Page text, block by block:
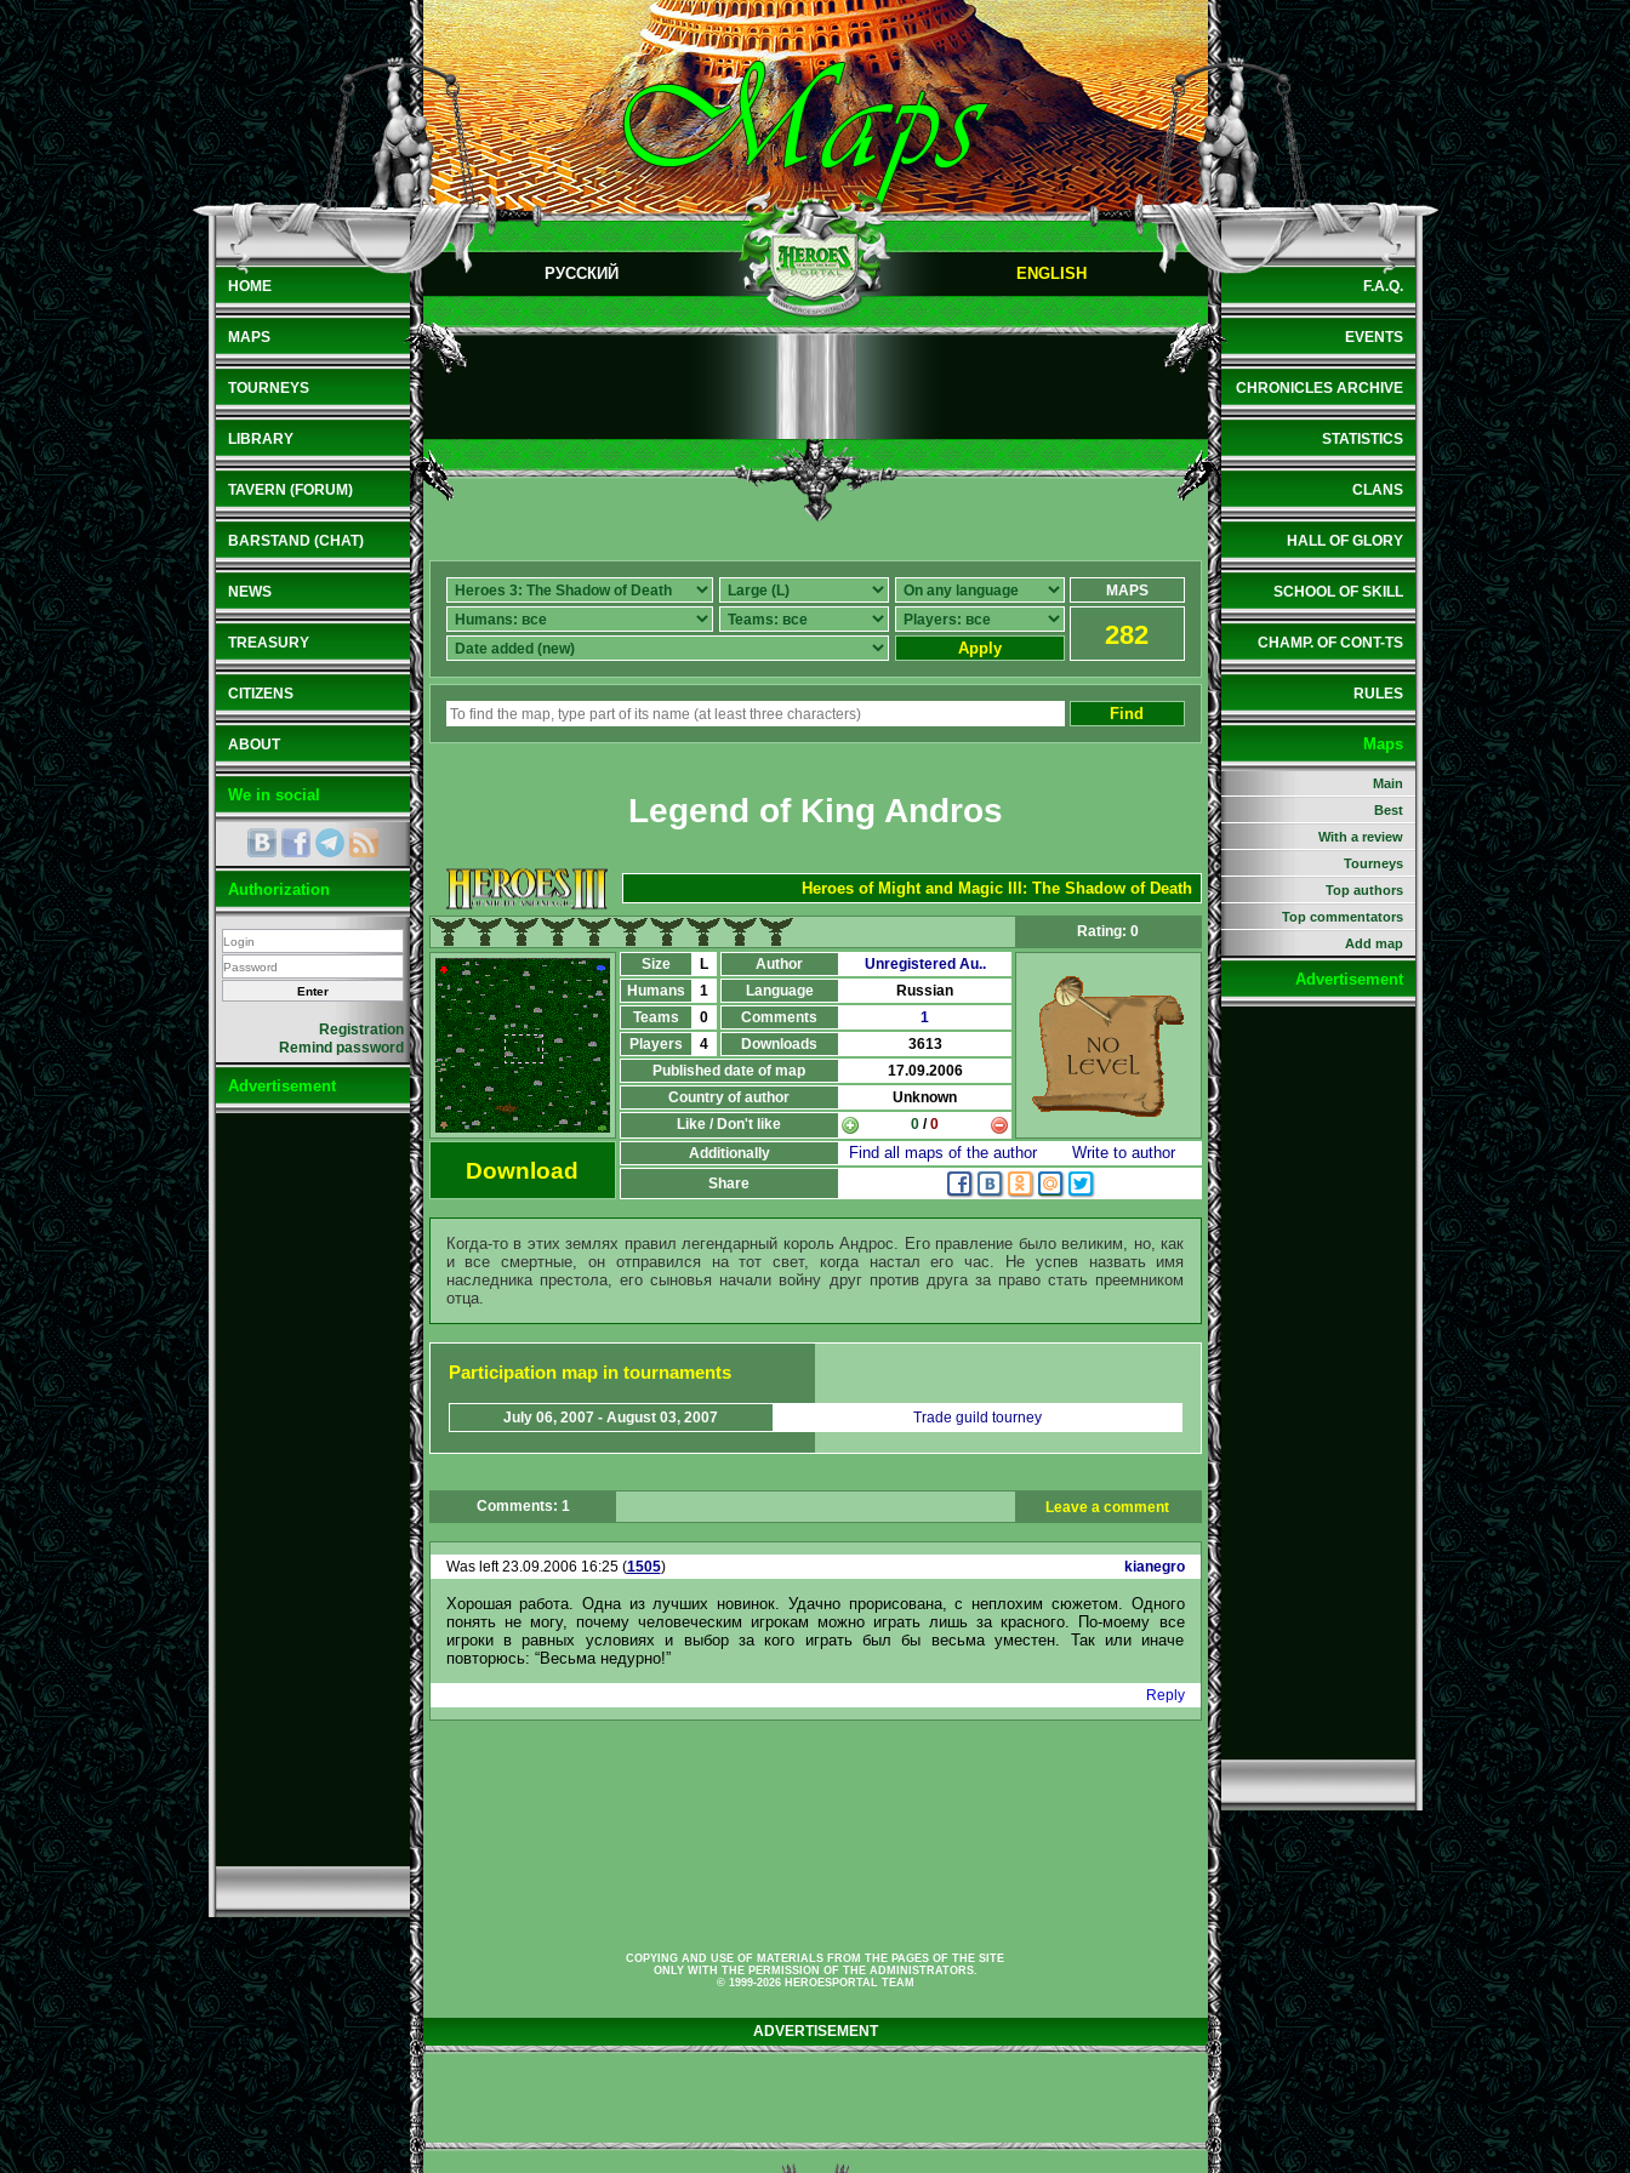
HOME
MAPS
TOURNEYS
LIBRARY
TAVERN (FORUM)
BARSTAND (CHAT)
NEWS
TREASURY
CITIZENS
ABOUT
We in social
Authorization
Registration
Remind password
Advertisement
РУССКИЙ ENGLISH
Apply
MAPS
282
Find
Legend of King Andros
Heroes of Might and Magic III: The Shadow of Death
Rating: 0
Size
L Author
Unregistered Au..
Humans
1 Language
Russian
Teams
0 Comments
1
Players
4 Downloads
3613
Published date of map
17.09.2006
Country of author
Unknown
Like / Don't like
0 /0
Download
Additionally Find all maps of the author Write to author
Share
Когда-то в этих землях правил легендарный король Андрос. Его правление было великим, но, как
и все смертные, он отправился на тот свет, когда настал его час. Не успев назвать имя
наследника престола, его сыновья начали войну друг против друга за право стать преемником
отца.
Participation map in tournaments
July 06, 2007 - August 03, 2007 Trade guild tourney
Comments: 1 Leave a comment
Was left 23.09.2006 16:25 (1505) kianegro
Хорошая работа. Одна из лучших новинок. Удачно прорисована, с неплохим сюжетом. Одного
понять не могу, почему человеческим игрокам можно играть лишь за красного. По-моему все
игроки в равных условиях и выбор за кого играть был бы весьма уместен. Так или иначе
повторюсь: “Весьма недурно!”
Reply
F.A.Q.
EVENTS
CHRONICLES ARCHIVE
STATISTICS
CLANS
HALL OF GLORY
SCHOOL OF SKILL
CHAMP. OF CONT-TS
RULES
Maps
Main
Best
With a review
Tourneys
Top authors
Top commentators
Add map
Advertisement
COPYING AND USE OF MATERIALS FROM THE PAGES OF THE SITE
ONLY WITH THE PERMISSION OF THE ADMINISTRATORS.
© 1999-2026 HEROESPORTAL TEAM
ADVERTISEMENT